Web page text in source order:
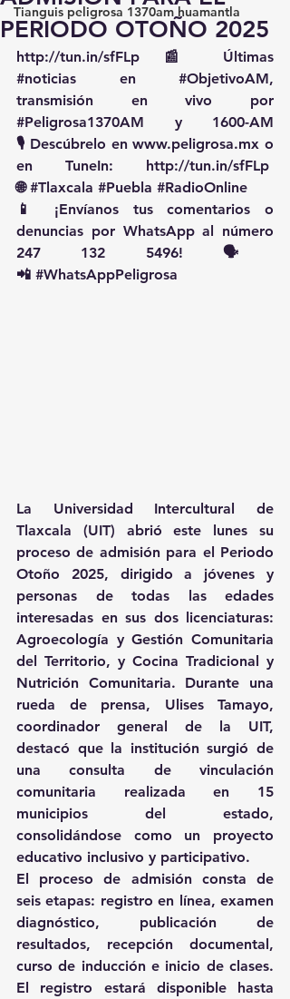
Tianguis peligrosa 1370am huamantla
PERIODO OTOÑO 2025
http://tun.in/sfFLp
#noticias en #ObjetivoAM,
#Peligrosa1370AM y 1600-AM
🎙️ Descúbrelo en www.peligrosa.mx o
en TuneIn: http://tun.in/sfFLp
🌐 #Tlaxcala #Puebla #RadioOnline
📱 ¡Envíanos tus comentarios o
denuncias por WhatsApp al número
247 132 5496! 🗣️
📲 #WhatsAppPeligrosa
La Universidad Intercultural de
Tlaxcala (UIT) abrió este lunes su
proceso de admisión para el Periodo
Otoño 2025, dirigido a jóvenes y
personas de todas las edades
interesadas en sus dos licenciaturas:
Agroecología y Gestión Comunitaria
del Territorio, y Cocina Tradicional y
Nutrición Comunitaria. Durante una
rueda de prensa, Ulises Tamayo,
coordinador general de la UIT,
destacó que la institución surgió de
una consulta de vinculación
comunitaria realizada en 15
municipios del estado,
consolidándose como un proyecto
educativo inclusivo y participativo.
El proceso de admisión consta de
seis etapas: registro en línea, examen
diagnóstico, publicación de
resultados, recepción documental,
curso de inducción e inicio de clases.
El registro estará disponible hasta